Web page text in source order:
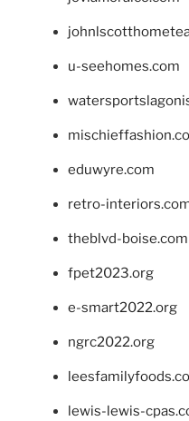
u-seehomes.com
eduwyre.com
retro-
theblvd-boise.com
fpet2023.org
e-smart2022.org
ngrc2022.org
lewis-lewis-